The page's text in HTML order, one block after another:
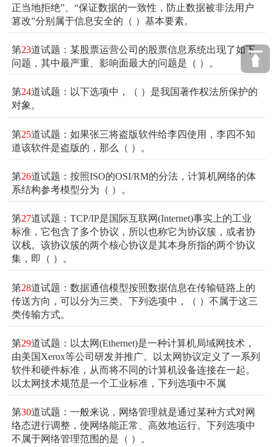
正当地拒绝”、“保证数据的一致性，防止数据被非法用户
篡改”分别属于信息安全的（ ）基本要素。
第23道试题：某股票运营公司的股票信息系统出现了如下
问题，其中最严重、影响面最大的问题是（ ）。
第24道试题：以下选项中，（ ）是我国著作权法所保护的
对象。
第25道试题：如果张三将盗版软件给李四使用，李四不知
道该软件是盗版的，那么（ ）。
第26道试题：按照ISO的OSI/RM的分法，计算机网络的体
系结构参考模型分为（ ）。
第27道试题：TCP/IP是国际互联网(Internet)事实上的工业
标准，它包含了多个协议，所以也称它为协议簇，或者协
议栈。该协议簇的两个核心协议是其本身所指的两个协议
集，即（ ）。
第28道试题：数据通信模型按照数据信息在传输链路上的
传送方向，可以分为三类。下列选项中，（ ）不属于这三
类传输方式。
第29道试题：以太网(Ethernet)是一种计算机局域网技术，
由美国Xerox等公司研发并推广。以太网协议定义了一系列
软件和硬件标准，从而将不同的计算机设备连接在一起。
以太网技术规范是一个工业标准，下列选项中不属
第30道试题：一般来说，网络管理就是通过某种方式对网
络态进行调整，使网络能正常、高效地运行。下列选项中
不属于网络管理范围的是（ ）。